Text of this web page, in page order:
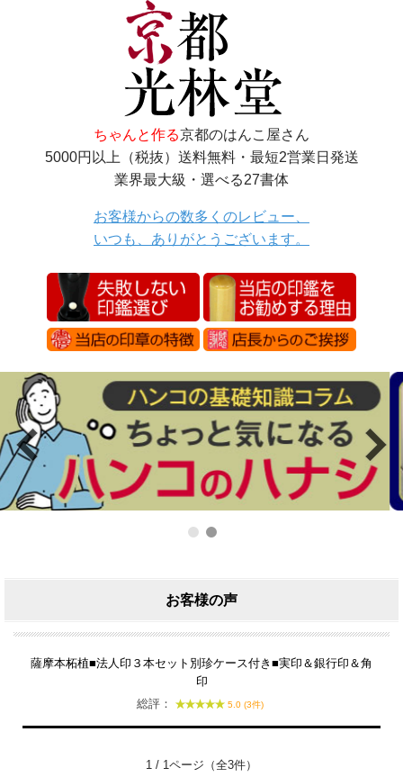
ちゃんと作る京都のはんこ屋さん
5000円以上（税抜）送料無料・最短2営業日発送
業界最大級・選べる27書体
お客様からの数多くのレビュー、
いつも、ありがとうございます。
お客様の声
薩摩本柘植■法人印３本セット別珍ケース付き■実印＆銀行印＆角
印
総評：
5.0 (3件)
1 / 1ページ（全3件）